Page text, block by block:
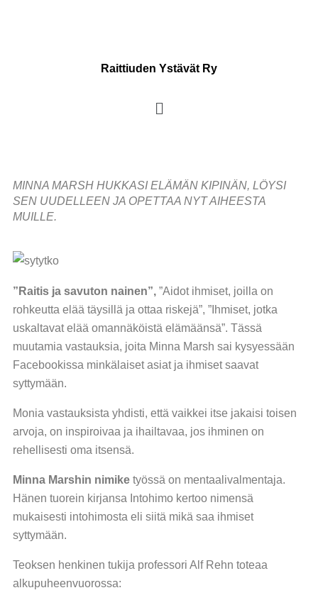
Raittiuden Ystävät Ry
MINNA MARSH HUKKASI ELÄMÄN KIPINÄN, LÖYSI
SEN UUDELLEEN JA OPETTAA NYT AIHEESTA
MUILLE.
”Raitis ja savuton nainen”, ”Aidot ihmiset, joilla on
rohkeutta elää täysillä ja ottaa riskejä”, ”Ihmiset, jotka
uskaltavat elää omannäköistä elämäänsä”. Tässä
muutamia vastauksia, joita Minna Marsh sai kysyessään
Facebookissa minkälaiset asiat ja ihmiset saavat
syttymään.
Monia vastauksista yhdisti, että vaikkei itse jakaisi toisen
arvoja, on inspiroivaa ja ihailtavaa, jos ihminen on
rehellisesti oma itsensä.
Minna Marshin nimike työssä on mentaalivalmentaja.
Hänen tuorein kirjansa Intohimo kertoo nimensä
mukaisesti intohimosta eli siitä mikä saa ihmiset
syttymään.
Teoksen henkinen tukija professori Alf Rehn toteaa
alkupuheenvuorossa: